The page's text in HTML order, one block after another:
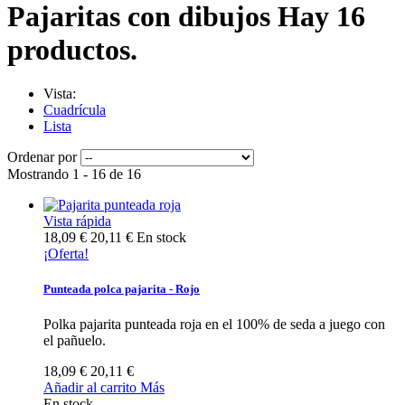
Pajaritas con dibujos Hay 16
productos.
Vista:
Cuadrícula
Lista
Ordenar por
Mostrando 1 - 16 de 16
Vista rápida
18,09 € 20,11 € En stock
¡Oferta!
Punteada polca pajarita - Rojo
Polka pajarita punteada roja en el 100% de seda a juego con
el pañuelo.
18,09 € 20,11 €
Añadir al carrito Más